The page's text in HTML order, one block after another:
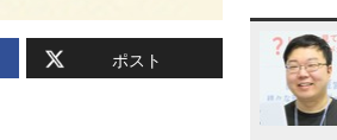
ポスト